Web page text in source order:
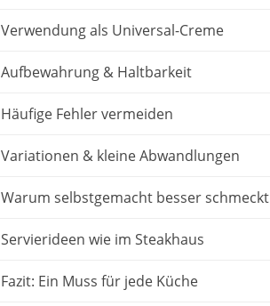
Verwendung als Universal-Creme
Aufbewahrung & Haltbarkeit
Häufige Fehler vermeiden
Variationen & kleine Abwandlungen
Warum selbstgemacht besser schmeckt
Servierideen wie im Steakhaus
Fazit: Ein Muss für jede Küche